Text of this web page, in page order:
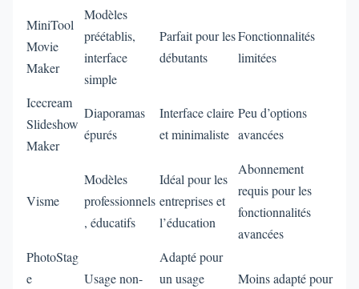
MiniTool
Movie
Maker
Modèles
préétablis,
interface
simple
Parfait pour les
débutants
Fonctionnalités
limitées
Icecream
Slideshow
Maker
Diaporamas
épurés
Interface claire
et minimaliste
Peu d’options
avancées
Visme
Modèles
professionnels
, éducatifs
Idéal pour les
entreprises et
l’éducation
Abonnement
requis pour les
fonctionnalités
avancées
PhotoStag
e
Usage non-
Adapté pour
un usage
Moins adapté pour